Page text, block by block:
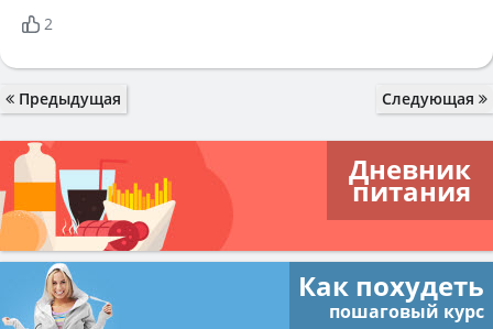
2
Предыдущая Следующая
Дневник
питания
Как похудеть
пошаговый курс